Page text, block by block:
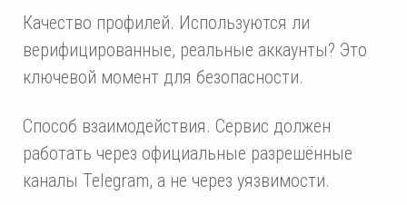
Качество профилей. Используются ли
верифицированные, реальные аккаунты? Это
ключевой момент для безопасности.
Способ взаимодействия. Сервис должен
работать через официальные разрешённые
каналы Telegram, а не через уязвимости.